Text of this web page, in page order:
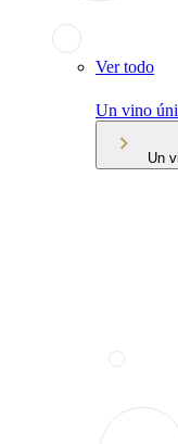
Ver todo
Un vino
Un